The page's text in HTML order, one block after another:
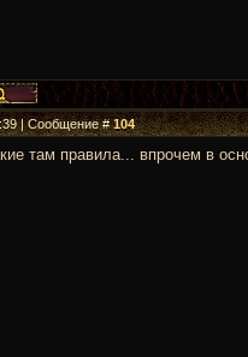
| Сообщение #104
там правила... впрочем в